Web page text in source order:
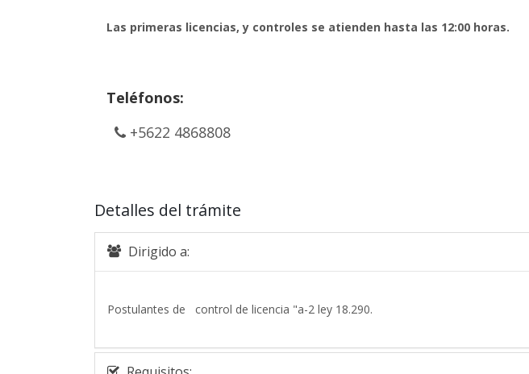
Las primeras licencias, y controles se atienden hasta las 12:00 horas.
Teléfonos:
+5622 4868808
Detalles del trámite
Dirigido a:
Postulantes de control de licencia "a-2 ley 18.290.